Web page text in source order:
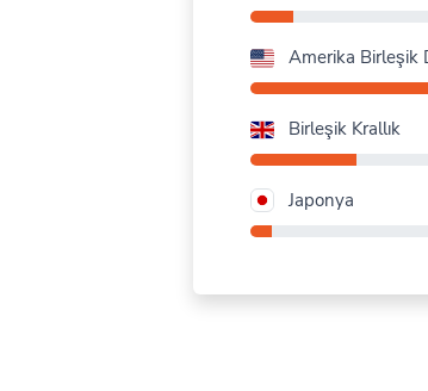
Amerika Birleşik
Birleşik Krallık
Japonya